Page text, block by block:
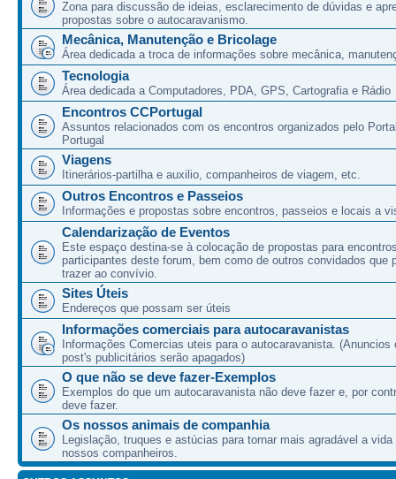
Zona para discussão de ideias, esclarecimento de dúvidas e
propostas sobre o autocaravanismo.
Mecânica, Manutenção e Bricolage
Área dedicada a troca de informações sobre mecânica,
Tecnologia
Área dedicada a Computadores, PDA, GPS, Cartografia e Rádio
Encontros CCPortugal
Assuntos relacionados com os encontros organizados pelo
Portugal
Viagens
Itinerários-partilha e auxilio, companheiros de viagem, etc.
Outros Encontros e Passeios
Informações e propostas sobre encontros, passeios e locais a
Calendarização de Eventos
Este espaço destina-se à colocação de propostas para
participantes deste forum, bem como de outros convidados que
trazer ao convívio.
Sites Úteis
Endereços que possam ser úteis
Informações comerciais para autocaravanistas
Informações Comercias uteis para o autocaravanista. (Anuncios
post's publicitários serão apagados)
O que não se deve fazer-Exemplos
Exemplos do que um autocaravanista não deve fazer e, por
deve fazer.
Os nossos animais de companhia
Legislação, truques e astúcias para tornar mais agradável a vida
nossos companheiros.